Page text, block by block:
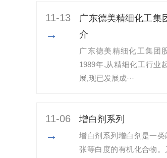
11-13
→
广东德美精细化工集
介
广东德美精细化工集团
1989年,从精细化工行业
展,现已发展成···
11-06
→
增白剂系列
增白剂系列增白剂是一
张等白度的有机化合物